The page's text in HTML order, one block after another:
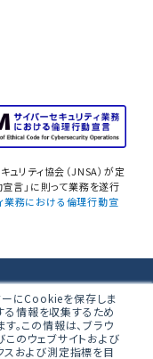
ーにCookieを保存しま
る情報を収集するため
。この情報は、ブラウ
のウェブサイトおよび
スおよび測定指標を目
リティ協会（JNSA）が定
言」に則って業務を遂行
業務における倫理行動宣
不動産西新宿共同ビ